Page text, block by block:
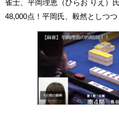
雀士、平岡理恵（ひらお りえ）
48,000点！平岡氏、毅然としつつ